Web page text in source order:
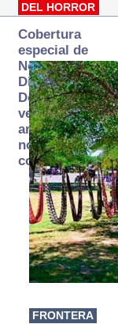
DEL HORROR
Cobertura
especial de
Norte
Digital:
Donde la
verdad
arde… pero
no se
consume
FRONTERA